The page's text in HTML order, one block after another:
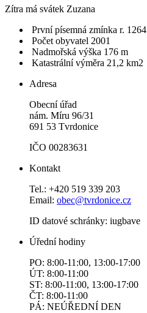
Zítra má svátek Zuzana
První písemná zmínka r. 1264
Počet obyvatel 2001
Nadmořská výška 176 m
Katastrální výměra 21,2 km2
Adresa
Obecní úřad
nám. Míru 96/31
691 53 Tvrdonice
IČO 00283631
Kontakt
Tel.: +420 519 339 203
Email: obec@tvrdonice.cz
ID datové schránky: iugbave
Úřední hodiny
PO: 8:00-11:00, 13:00-17:00
ÚT: 8:00-11:00
ST: 8:00-11:00, 13:00-17:00
ČT: 8:00-11:00
PÁ: NEÚŘEDNÍ DEN